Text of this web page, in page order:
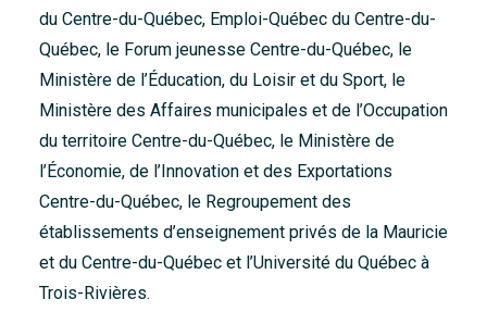
du Centre-du-Québec, Emploi-Québec du Centre-du-
Québec, le Forum jeunesse Centre-du-Québec, le
Ministère de l’Éducation, du Loisir et du Sport, le
Ministère des Affaires municipales et de l’Occupation
du territoire Centre-du-Québec, le Ministère de
l’Économie, de l’Innovation et des Exportations
Centre-du-Québec, le Regroupement des
établissements d’enseignement privés de la Mauricie
et du Centre-du-Québec et l’Université du Québec à
Trois-Rivières.